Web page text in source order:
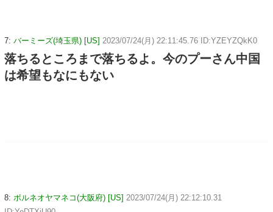
7: バーミーズ(埼玉県) [US] 2023/07/24(月) 22:11:45.76 ID:YZEYZQkK0
落ちるところまで落ちるよ。今のプーさん中国
は希望もなにもない
8: ボルネオヤマネコ(大阪府) [US] 2023/07/24(月) 22:12:10.31